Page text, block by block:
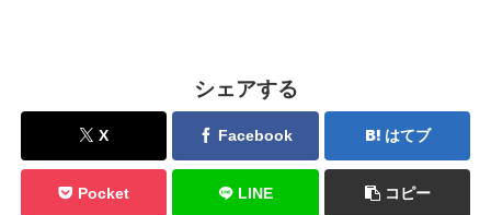
シェアする
X Facebook はてブ
Pocket LINE コピー